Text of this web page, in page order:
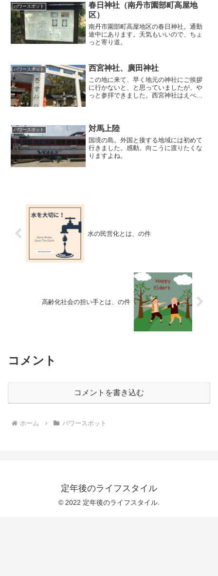
パワースポット
春日神社（南丹市園部町高屋地
区）
南丹市園部町高屋地区の春日神社。通勤
途中にあります。天気もいいので、ちょ
っと寄り道。
パワースポット 西宮神社、廣田神社
この地に来て、早く地元の神社にご挨拶
に行かないと、と思っていましたが、や
っと参拝できました。西宮神社はえべっ
パワースポット 対馬上陸
国境の島。外国と接する地域には初めて
行きました。感動。向こうに渡りたくな
りますよね。
水の民営化とは、の件
高齢化社会の担い手とは、の件
コメント
コメントを書き込む
ホーム パワースポット
定年後のライフスタイル
© 2022 定年後のライフスタイル.